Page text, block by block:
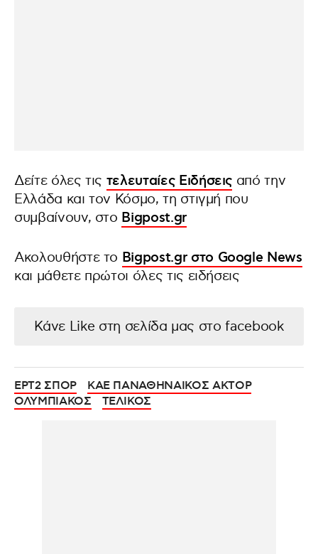
Δείτε όλες τις τελευταίες Ειδήσεις από την
Ελλάδα και τον Κόσμο, τη στιγμή που
συμβαίνουν, στο Bigpost.gr
Ακολουθήστε το Bigpost.gr στο Google News
και μάθετε πρώτοι όλες τις ειδήσεις
Κάνε Like στη σελίδα μας στο facebook
ΕΡΤ2 ΣΠΟΡ
ΚΑΕ ΠΑΝΑΘΗΝΑΙΚΟΣ ΑΚΤΟΡ
ΟΛΥΜΠΙΑΚΟΣ
ΤΕΛΙΚΟΣ